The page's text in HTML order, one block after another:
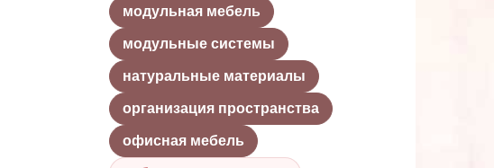
модульная мебель
модульные системы
натуральные материалы
организация пространства
офисная мебель